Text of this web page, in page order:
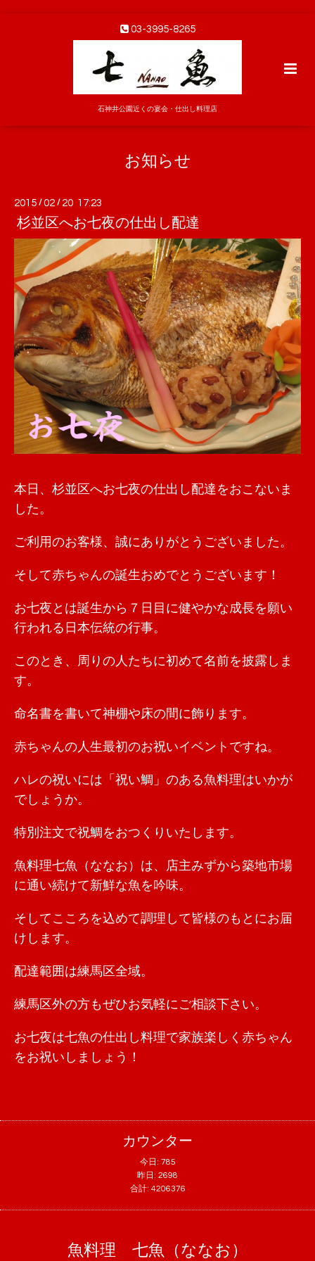
03-3995-8265
石神井公園近くの宴会・仕出し料理店
お知らせ
2015 /02 / 20 17:23
杉並区へお七夜の仕出し配達
本日、杉並区へお七夜の仕出し配達をおこないま
した。
ご利用のお客様、誠にありがとうございました。
そして赤ちゃんの誕生おめでとうございます！
お七夜とは誕生から７日目に健やかな成長を願い
行われる日本伝統の行事。
このとき、周りの人たちに初めて名前を披露しま
す。
命名書を書いて神棚や床の間に飾ります。
赤ちゃんの人生最初のお祝いイベントですね。
ハレの祝いには「祝い鯛」のある魚料理はいかが
でしょうか。
特別注文で祝鯛をおつくりいたします。
魚料理七魚（ななお）は、店主みずから築地市場
に通い続けて新鮮な魚を吟味。
そしてこころを込めて調理して皆様のもとにお届
けします。
配達範囲は練馬区全域。
練馬区外の方もぜひお気軽にご相談下さい。
お七夜は七魚の仕出し料理で家族楽しく赤ちゃん
をお祝いしましょう！
カウンター
今日: 785
昨日: 2698
合計: 4206376
魚料理 七魚（ななお）